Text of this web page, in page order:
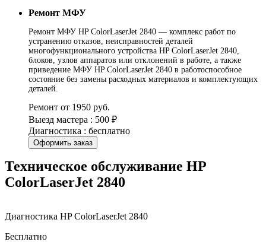
Ремонт МФУ
Ремонт МФУ HP ColorLaserJet 2840 — комплекс работ по
устранению отказов, неисправностей деталей
многофункционального устройства HP ColorLaserJet 2840,
блоков, узлов аппаратов или отклонений в работе, а также
приведение МФУ HP ColorLaserJet 2840 в работоспособное
состояние без замены расходных материалов и комплектующих
деталей.
Ремонт от 1950 руб.
Выезд мастера : 500 ₽
Диагностика : бесплатно
Оформить заказ
Техническое обслуживание HP
ColorLaserJet 2840
Диагностика HP ColorLaserJet 2840
Бесплатно